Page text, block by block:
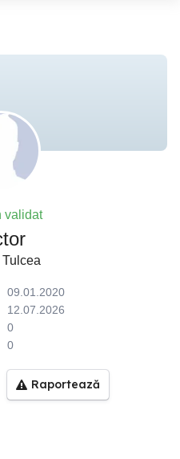
validat
09.01.2020
12.07.2026
0
0
Raportează